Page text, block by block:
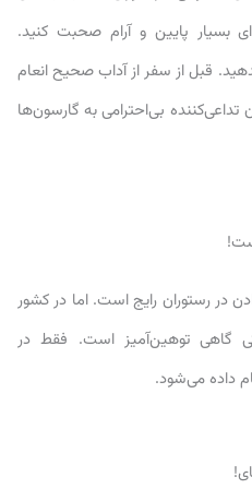
بسیار پایین و آرام صحبت کنید.
قبل از سفر از آداب صحیح انعام
تداعی‌کننده بی‌احترامی به گارسون‌ها
در رستوران رایج است. اما در کشور
گاهی توهین‌آمیز است. فقط در
داده می‌شود.